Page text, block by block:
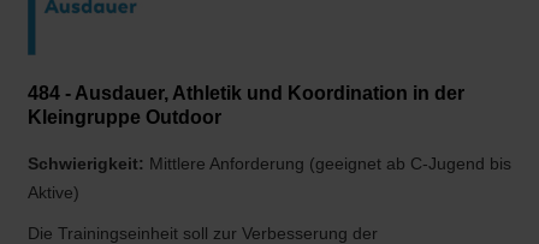
484 - Ausdauer, Athletik und Koordination in der
Kleingruppe Outdoor
Schwierigkeit: Mittlere Anforderung (geeignet ab C-Jugend bis
Aktive)
Die Trainingseinheit soll zur Verbesserung der